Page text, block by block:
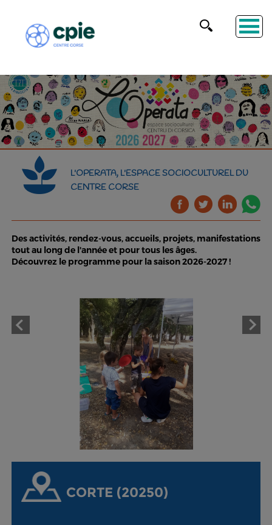
L'OPERATA, L'ESPACE SOCIOCULTUREL DU
CENTRE CORSE
Des activités, rendez-vous, accueils, projets, manifestations
tout au long de l'année et pour tous les âges.
Découvrez le programme pour la saison 2026-2027 !
CORTE (20250)